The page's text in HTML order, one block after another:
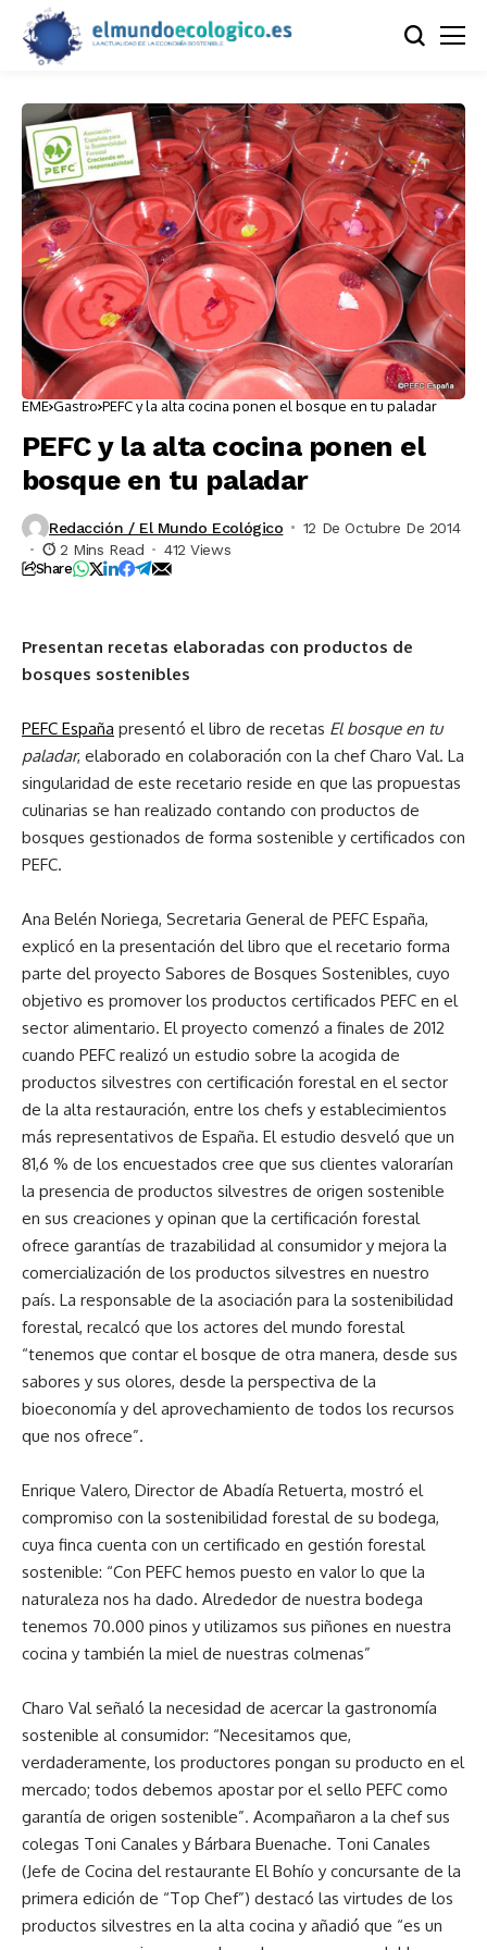
EME Gastro PEFC y la alta cocina ponen el bosque en tu paladar
PEFC y la alta cocina ponen el
bosque en tu paladar
Redacción / El Mundo Ecológico
12 De Octubre De 2014
2 Mins Read
412 Views
Share
Presentan recetas elaboradas con productos de
bosques sostenibles
PEFC España presentó el libro de recetas El bosque en tu
paladar, elaborado en colaboración con la chef Charo Val. La
singularidad de este recetario reside en que las propuestas
culinarias se han realizado contando con productos de
bosques gestionados de forma sostenible y certificados con
PEFC.
Ana Belén Noriega, Secretaria General de PEFC España,
explicó en la presentación del libro que el recetario forma
parte del proyecto Sabores de Bosques Sostenibles, cuyo
objetivo es promover los productos certificados PEFC en el
sector alimentario. El proyecto comenzó a finales de 2012
cuando PEFC realizó un estudio sobre la acogida de
productos silvestres con certificación forestal en el sector
de la alta restauración, entre los chefs y establecimientos
más representativos de España. El estudio desveló que un
81,6 % de los encuestados cree que sus clientes valorarían
la presencia de productos silvestres de origen sostenible
en sus creaciones y opinan que la certificación forestal
ofrece garantías de trazabilidad al consumidor y mejora la
comercialización de los productos silvestres en nuestro
país. La responsable de la asociación para la sostenibilidad
forestal, recalcó que los actores del mundo forestal
“tenemos que contar el bosque de otra manera, desde sus
sabores y sus olores, desde la perspectiva de la
bioeconomía y del aprovechamiento de todos los recursos
que nos ofrece”.
Enrique Valero, Director de Abadía Retuerta, mostró el
compromiso con la sostenibilidad forestal de su bodega,
cuya finca cuenta con un certificado en gestión forestal
sostenible: “Con PEFC hemos puesto en valor lo que la
naturaleza nos ha dado. Alrededor de nuestra bodega
tenemos 70.000 pinos y utilizamos sus piñones en nuestra
cocina y también la miel de nuestras colmenas”
Charo Val señaló la necesidad de acercar la gastronomía
sostenible al consumidor: “Necesitamos que,
verdaderamente, los productores pongan su producto en el
mercado; todos debemos apostar por el sello PEFC como
garantía de origen sostenible”. Acompañaron a la chef sus
colegas Toni Canales y Bárbara Buenache. Toni Canales
(Jefe de Cocina del restaurante El Bohío y concursante de la
primera edición de “Top Chef”) destacó las virtudes de los
productos silvestres en la alta cocina y añadió que “es un